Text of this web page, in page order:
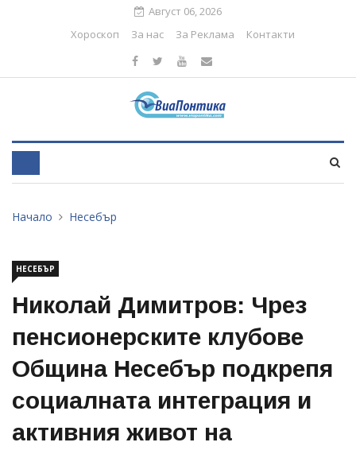
Август 06, 2026
Хороскоп
За нас За Реклама Контакти
Начало Несебър
НЕСЕБЪР
Николай Димитров: Чрез
пенсионерските клубове
Община Несебър подкрепя
социалната интеграция и
активния живот на